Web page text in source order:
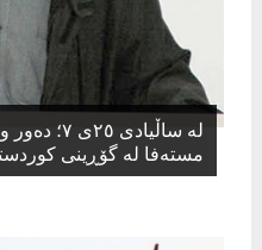
لە ساڵیادی
مستەفا لە گۆڕینی